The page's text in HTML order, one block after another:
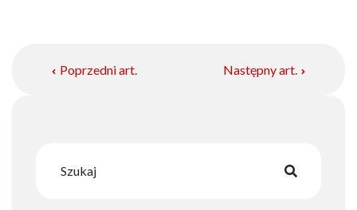
Poprzedni art. Następny art.